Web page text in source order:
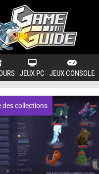
JEUX PC JEUX CONSOLE
des collections